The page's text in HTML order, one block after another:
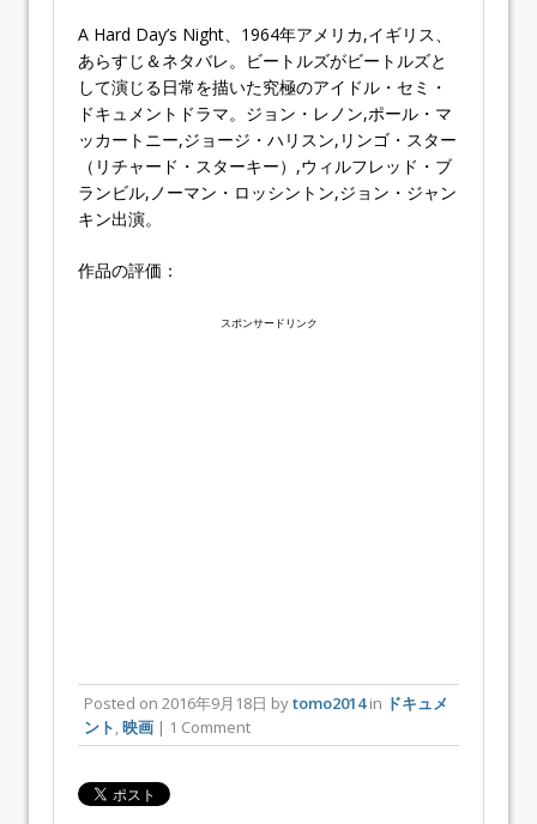
A Hard Day’s Night、1964年アメリカ,イギリス、
あらすじ＆ネタバレ。ビートルズがビートルズと
して演じる日常を描いた究極のアイドル・セミ・
ドキュメントドラマ。ジョン・レノン,ポール・マ
ッカートニー,ジョージ・ハリスン,リンゴ・スター
（リチャード・スターキー）,ウィルフレッド・ブ
ランビル,ノーマン・ロッシントン,ジョン・ジャン
キン出演。
作品の評価：
スポンサードリンク
Posted on 2016年9月18日 bytomo2014in ドキュメ
ント,映画 | 1 Comment